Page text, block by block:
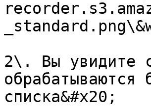
2\. Вы увидите
списка&#x20;